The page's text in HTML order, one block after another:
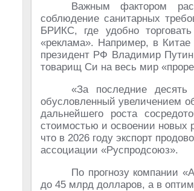
Важным фактором
соблюдение санитарных
БРИКС, где удобно
«реклама». Например, в Китае
президент РФ Владимир
товарищ Си на весь мир
«За последние десять
обусловленный увеличением
дальнейшего роста
стоимостью и освоении
что в 2026 году экспорт
ассоциации «Руспродсоюз».
По прогнозу компании
до 45 млрд долларов, а в